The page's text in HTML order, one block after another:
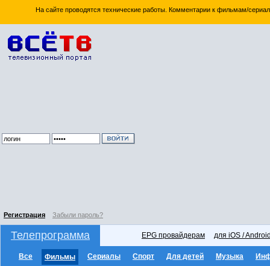
На сайте проводятся технические работы. Комментарии к фильмам/
Регистрация Забыли пароль?
Телепрограмма EPG провайдерам для iOS /
Все Фильмы Сериалы Спорт Для детей Музыка